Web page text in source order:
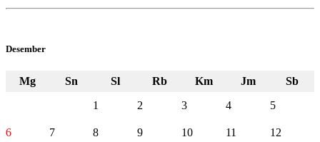
Desember
Mg Sn Sl Rb Km Jm
Sb
1
2 3 4 5
6 7 8 9 10 11 12